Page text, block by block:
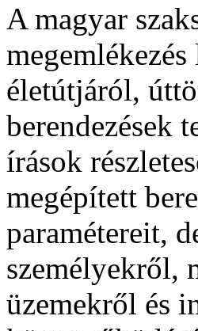
A magyar
életútjáról,
berendezések
írások
megépített
paramétereit,
személyekről,
üzemekről és